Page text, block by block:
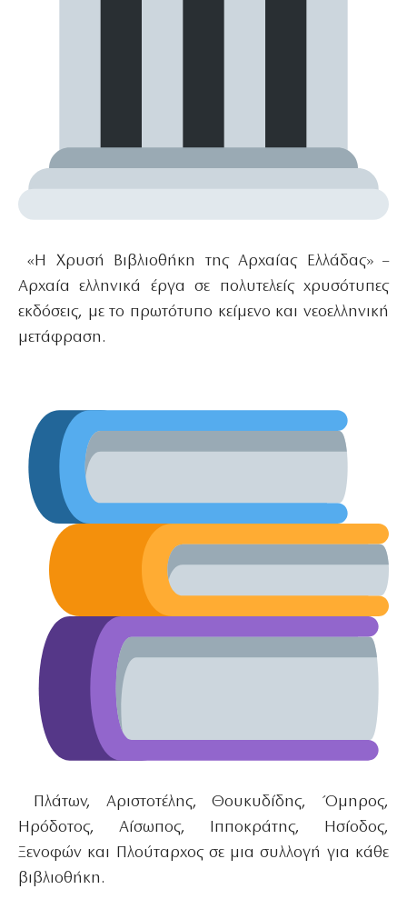
«Η Χρυσή Βιβλιοθήκη της Αρχαίας Ελλάδας» –
Αρχαία ελληνικά έργα σε πολυτελείς χρυσότυπες
εκδόσεις, με το πρωτότυπο κείμενο και νεοελληνική
μετάφραση.
Πλάτων, Αριστοτέλης, Θουκυδίδης, Όμηρος,
Ηρόδοτος, Αίσωπος, Ιπποκράτης, Ησίοδος,
Ξενοφών και Πλούταρχος σε μια συλλογή για κάθε
βιβλιοθήκη.